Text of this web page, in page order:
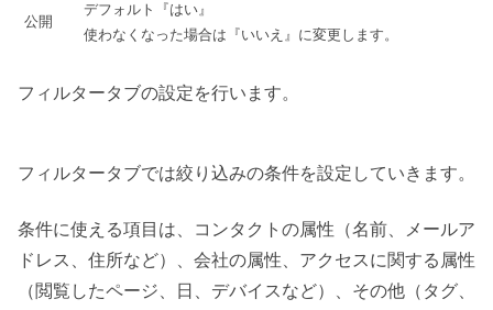
公開
デフォルト『はい』
使わなくなった場合は『いいえ』に変更します。
フィルタータブの設定を行います。
フィルタータブでは絞り込みの条件を設定していきます。
条件に使える項目は、コンタクトの属性（名前、メールア
ドレス、住所など）、会社の属性、アクセスに関する属性
（閲覧したページ、日、デバイスなど）、その他（タグ、